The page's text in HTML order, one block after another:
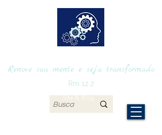
Renove sua mente e seja transformado
Site & Blog
Rm 12.2